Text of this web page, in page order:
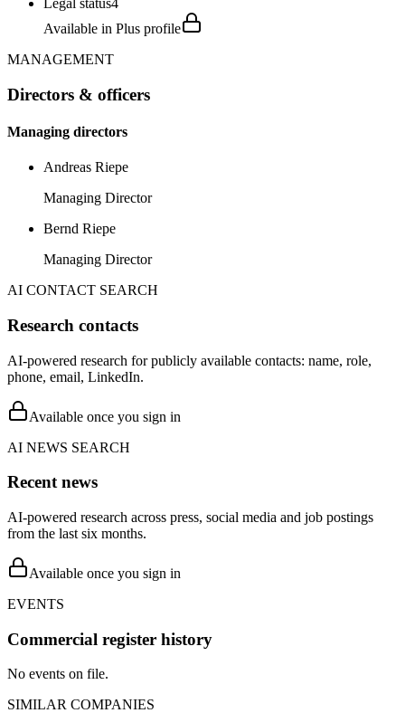
Available in Plus profile
MANAGEMENT
Directors & officers
Managing directors
Andreas Riepe
Managing Director
Bernd Riepe
Managing Director
AI CONTACT SEARCH
Research contacts
AI-powered research for publicly available contacts: name, role,
phone, email, LinkedIn.
Available once you sign in
AI NEWS SEARCH
Recent news
AI-powered research across press, social media and job postings
from the last six months.
Available once you sign in
EVENTS
Commercial register history
No events on file.
SIMILAR COMPANIES